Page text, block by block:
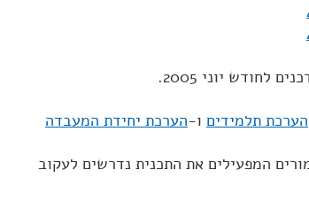
יוני 2005.
הערכת תלמידים ו-הערכת יחידת המעבדה
המפעילים את התכנית נדרשים לעקוב